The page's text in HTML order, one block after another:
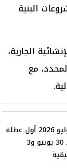
البنية
الجارية،
مع
إجازة 23 يوليو 2026 أول عطلة
رسمية بعد 30 يونيو و3